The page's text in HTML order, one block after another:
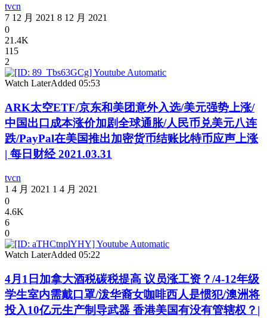
tvcn
7 12 月 2021 8 12 月 2021
0
21.4K
115
2
Watch LaterAdded 05:53
ARK太空ETF/京东和美团意外入选/美元强势上涨/
中国出口成本涨价加剧全球通胀/人民币兑美元八连
跌/PayPal在美国推出加密货币结账比特币应声上涨
| 每日财经 2021.03.31
tvcn
1 4 月 2021 1 4 月 2021
0
4.6K
6
0
Watch LaterAdded 05:22
4月1日加拿大酒税碳税提高 议员涨工资？/4-12年级
学生室内需戴口罩/泼华裔女咖啡西人是惯犯/澳洲将
投入10亿元生产制导武器 香港美国有没有管辖权？|